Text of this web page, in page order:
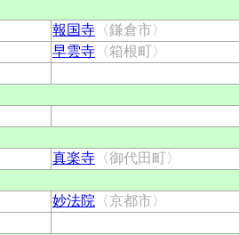
報国寺 〈鎌倉市〉
早雲寺 〈箱根町〉
真楽寺 〈御代田町〉
妙法院 〈京都市〉